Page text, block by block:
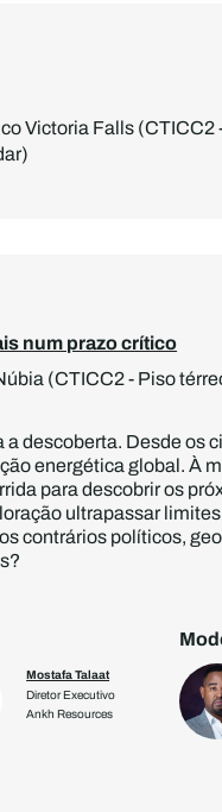
Victoria Falls (CTICC2
num prazo crítico
(CTICC2 - Piso
descoberta. Desde os
energética global. À
para descobrir os
ultrapassar
contrários políticos,
Mostafa Talaat
Diretor Executivo
Ankh Resources